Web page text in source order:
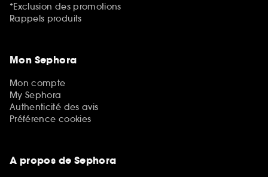
*Exclusion des promotions
Rappels produits
Mon Sephora
Mon compte
My Sephora
Authenticité des avis
Préférence cookies
A propos de Sephora